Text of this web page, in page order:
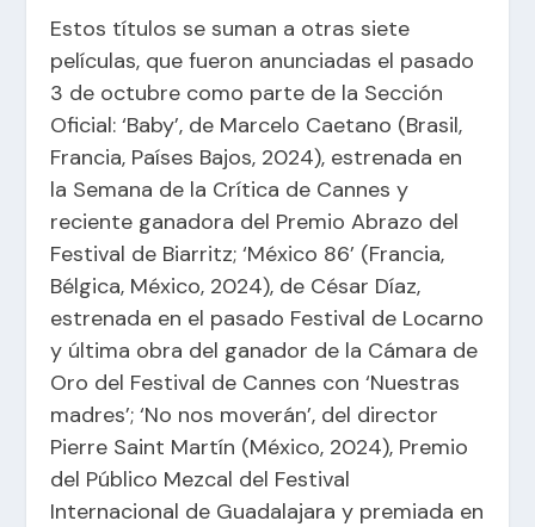
Estos títulos se suman a otras siete
películas, que fueron anunciadas el pasado
3 de octubre como parte de la Sección
Oficial: ‘Baby’, de Marcelo Caetano (Brasil,
Francia, Países Bajos, 2024), estrenada en
la Semana de la Crítica de Cannes y
reciente ganadora del Premio Abrazo del
Festival de Biarritz; ‘México 86’ (Francia,
Bélgica, México, 2024), de César Díaz,
estrenada en el pasado Festival de Locarno
y última obra del ganador de la Cámara de
Oro del Festival de Cannes con ‘Nuestras
madres’; ‘No nos moverán’, del director
Pierre Saint Martín (México, 2024), Premio
del Público Mezcal del Festival
Internacional de Guadalajara y premiada en